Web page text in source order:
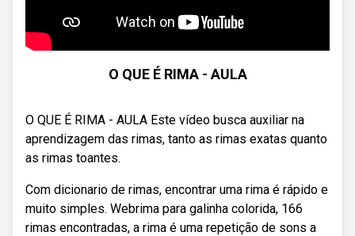
O QUE É RIMA - AULA
O QUE É RIMA - AULA Este vídeo busca auxiliar na
aprendizagem das rimas, tanto as rimas exatas quanto
as rimas toantes.
Com dicionario de rimas, encontrar uma rima é rápido e
muito simples. Webrima para galinha colorida, 166
rimas encontradas, a rima é uma repetição de sons a